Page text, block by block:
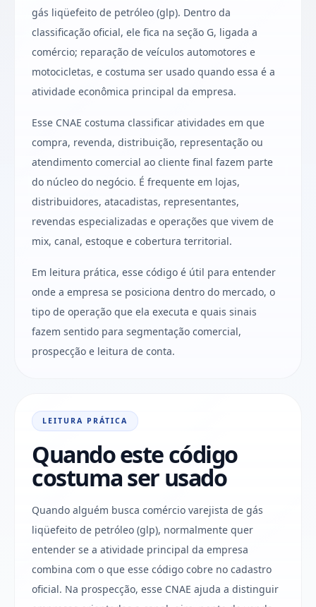
gás liqüefeito de petróleo (glp). Dentro da
classificação oficial, ele fica na seção G, ligada a
comércio; reparação de veículos automotores e
motocicletas, e costuma ser usado quando essa é a
atividade econômica principal da empresa.
Esse CNAE costuma classificar atividades em que
compra, revenda, distribuição, representação ou
atendimento comercial ao cliente final fazem parte
do núcleo do negócio. É frequente em lojas,
distribuidores, atacadistas, representantes,
revendas especializadas e operações que vivem de
mix, canal, estoque e cobertura territorial.
Em leitura prática, esse código é útil para entender
onde a empresa se posiciona dentro do mercado, o
tipo de operação que ela executa e quais sinais
fazem sentido para segmentação comercial,
prospecção e leitura de conta.
LEITURA PRÁTICA
Quando este código
costuma ser usado
Quando alguém busca comércio varejista de gás
liqüefeito de petróleo (glp), normalmente quer
entender se a atividade principal da empresa
combina com o que esse código cobre no cadastro
oficial. Na prospecção, esse CNAE ajuda a distinguir